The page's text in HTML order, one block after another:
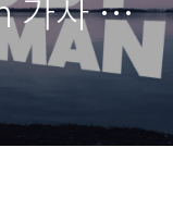
가사 해